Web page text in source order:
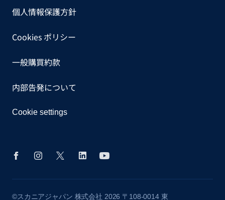
個人情報保護方針
Cookies ポリシー
一般購買約款
内部告発について
Cookie settings
©スカニアジャパン 株式会社 2026 〒108-0014 東